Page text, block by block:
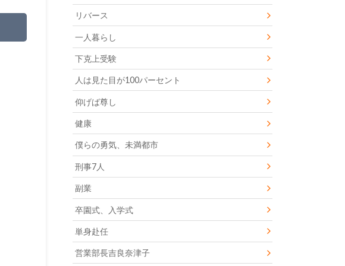
リバース
一人暮らし
下克上受験
人は見た目が100パーセント
仰げば尊し
健康
僕らの勇気、未満都市
刑事7人
副業
卒園式、入学式
単身赴任
営業部長吉良奈津子